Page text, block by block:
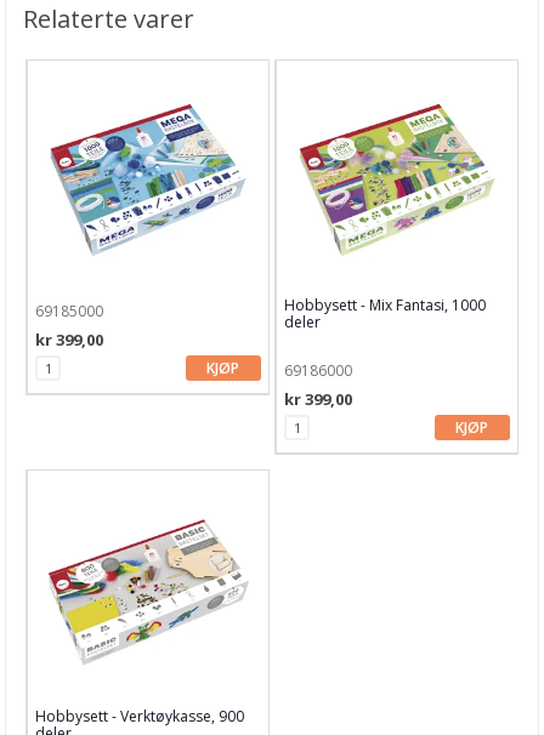
Relaterte varer
69185000
kr 399,00
KJØP
Hobbysett - Mix Fantasi, 1000
deler
69186000
kr 399,00
KJØP
Hobbysett - Verktøykasse, 900